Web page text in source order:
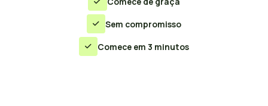
 Sem compromisso
 Comece em 3 minutos